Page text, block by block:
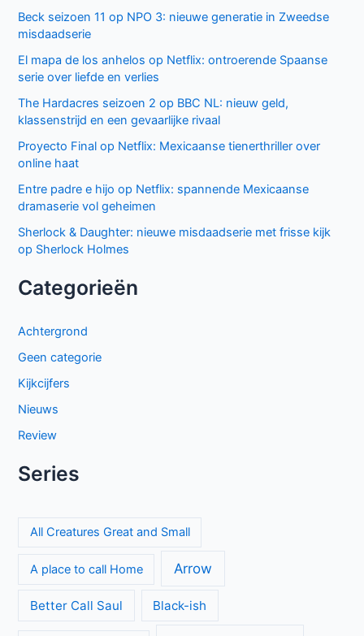
Beck seizoen 11 op NPO 3: nieuwe generatie in Zweedse
misdaadserie
El mapa de los anhelos op Netflix: ontroerende Spaanse
serie over liefde en verlies
The Hardacres seizoen 2 op BBC NL: nieuw geld,
klassenstrijd en een gevaarlijke rivaal
Proyecto Final op Netflix: Mexicaanse tienerthriller over
online haat
Entre padre e hijo op Netflix: spannende Mexicaanse
dramaserie vol geheimen
Sherlock & Daughter: nieuwe misdaadserie met frisse kijk
op Sherlock Holmes
Categorieën
Achtergrond
Geen categorie
Kijkcijfers
Nieuws
Review
Series
All Creatures Great and Small
A place to call Home Arrow
Better Call Saul Black-ish